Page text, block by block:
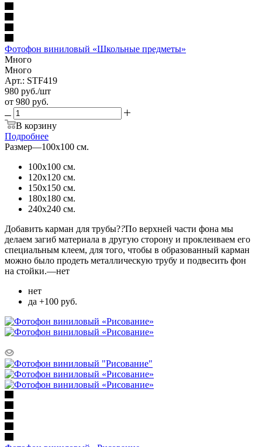
Фотофон виниловый «Школьные предметы»
Много
Много
Арт.: STF419
980 руб./шт
от 980 руб.
В корзину
Подробнее
Размер—100х100 см.
100х100 см.
120х120 см.
150х150 см.
180х180 см.
240х240 см.
Добавить карман для трубы??По верхней части фона мы
делаем загиб материала в другую сторону и проклеиваем его
специальным клеем, для того, чтобы в образованный карман
можно было продеть металлическую трубу и подвесить фон
на стойки.—нет
нет
да +100 руб.